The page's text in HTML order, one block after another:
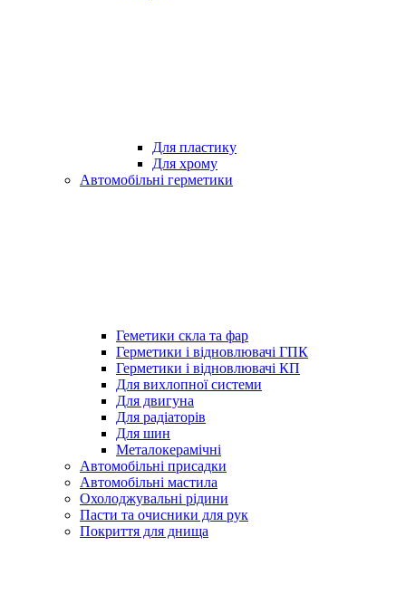
Для пластику
Для хрому
Автомобільні герметики
Геметики скла та фар
Герметики і відновлювачі ГПК
Герметики і відновлювачі КП
Для вихлопної системи
Для двигуна
Для радіаторів
Для шин
Металокерамічні
Автомобільні присадки
Автомобільні мастила
Охолоджувальні рідини
Пасти та очисники для рук
Покриття для днища